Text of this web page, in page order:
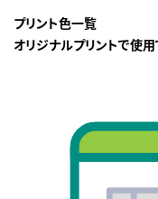
プリント色一覧
オリジナルプリントで使